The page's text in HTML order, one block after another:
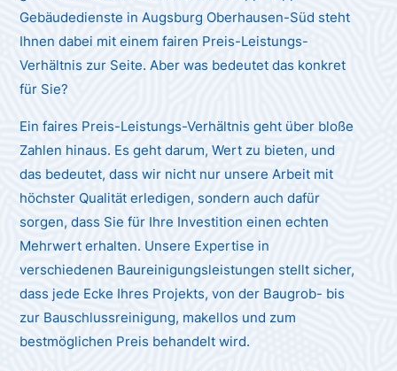
Gebäudedienste in Augsburg Oberhausen-Süd steht
Ihnen dabei mit einem fairen Preis-Leistungs-
Verhältnis zur Seite. Aber was bedeutet das konkret
für Sie?
Ein faires Preis-Leistungs-Verhältnis geht über bloße
Zahlen hinaus. Es geht darum, Wert zu bieten, und
das bedeutet, dass wir nicht nur unsere Arbeit mit
höchster Qualität erledigen, sondern auch dafür
sorgen, dass Sie für Ihre Investition einen echten
Mehrwert erhalten. Unsere Expertise in
verschiedenen Baureinigungsleistungen stellt sicher,
dass jede Ecke Ihres Projekts, von der Baugrob- bis
zur Bauschlussreinigung, makellos und zum
bestmöglichen Preis behandelt wird.